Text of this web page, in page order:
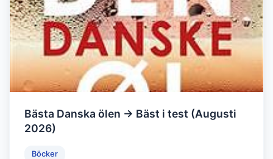
Bästa Danska ölen → Bäst i test (Augusti
2026)
Böcker